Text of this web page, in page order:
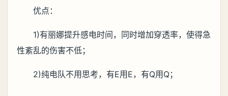
优点：
1)有丽娜提升感电时间，同时增加穿透率，使得急
性紊乱的伤害不低；
2)纯电队不用思考，有E用E，有Q用Q；